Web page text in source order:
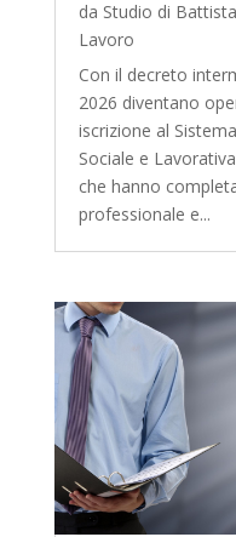
da Studio di Battista
Lavoro
Con il decreto
2026 diventano
iscrizione al
Sociale e
che hanno
professionale e...